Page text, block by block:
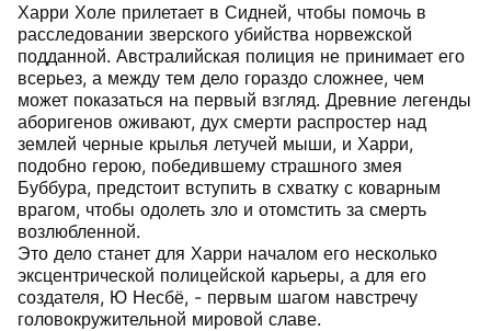
Харри Холе прилетает в Сидней, чтобы помочь в
расследовании зверского убийства норвежской
подданной. Австралийская полиция не принимает его
всерьез, а между тем дело гораздо сложнее, чем
может показаться на первый взгляд. Древние легенды
аборигенов оживают, дух смерти распростер над
землей черные крылья летучей мыши, и Харри,
подобно герою, победившему страшного змея
Буббура, предстоит вступить в схватку с коварным
врагом, чтобы одолеть зло и отомстить за смерть
возлюбленной.
Это дело станет для Харри началом его несколько
эксцентрической полицейской карьеры, а для его
создателя, Ю Несбё, - первым шагом навстречу
головокружительной мировой славе.